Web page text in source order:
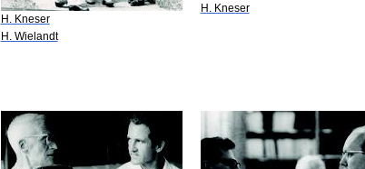
H. Kneser
H. Wielandt
H. Kneser